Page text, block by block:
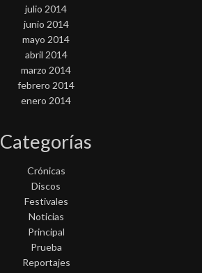
julio 2014
junio 2014
mayo 2014
abril 2014
marzo 2014
febrero 2014
enero 2014
Categorías
Crónicas
Discos
Festivales
Noticias
Principal
Prueba
Reportajes